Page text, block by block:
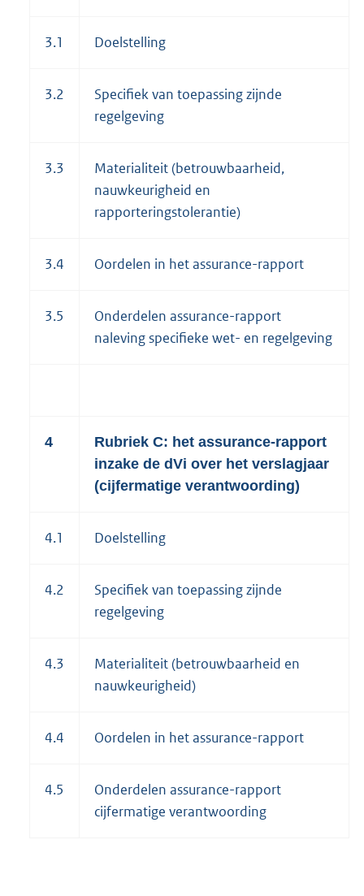
3.1 Doelstelling
3.2
Specifiek van toepassing zijnde
regelgeving
3.3
Materialiteit (betrouwbaarheid,
nauwkeurigheid en
rapporteringstolerantie)
3.4 Oordelen in het assurance-rapport
3.5
Onderdelen assurance-rapport
naleving specifieke wet- en regelgeving
4
Rubriek C: het assurance-rapport
inzake de dVi over het verslagjaar
(cijfermatige verantwoording)
4.1 Doelstelling
4.2
Specifiek van toepassing zijnde
regelgeving
4.3
Materialiteit (betrouwbaarheid en
nauwkeurigheid)
4.4 Oordelen in het assurance-rapport
4.5
Onderdelen assurance-rapport
cijfermatige verantwoording